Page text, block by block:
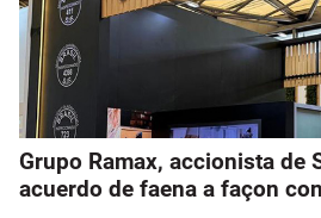
Grupo Ramax, accionista de
acuerdo de faena a façon